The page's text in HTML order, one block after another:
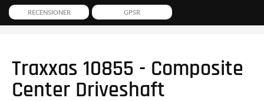
RECENSIONER GPSR
Traxxas 10855 - Composite
Center Driveshaft